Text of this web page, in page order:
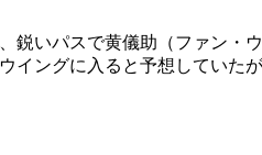
鋭いパスで黄儀助（ファン
イングに入ると予想していた